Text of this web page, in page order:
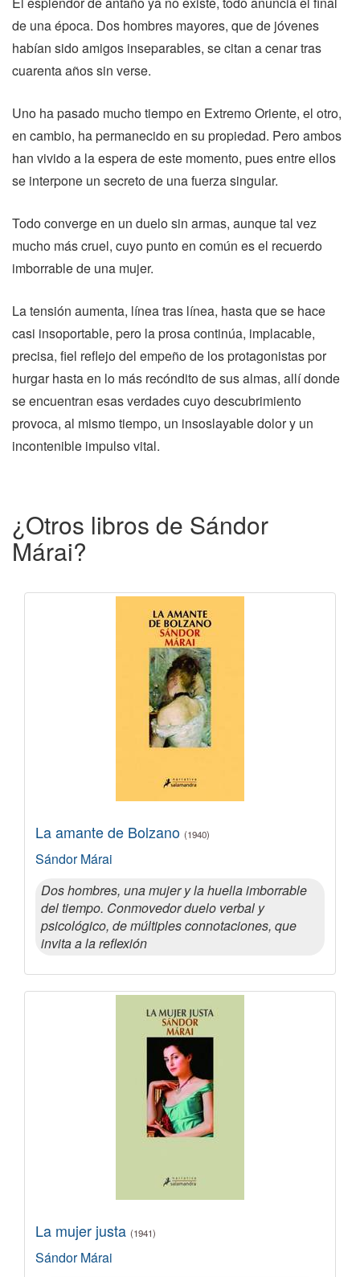
de una época. Dos hombres mayores, que de jóvenes
habían sido amigos inseparables, se citan a cenar tras
cuarenta años sin verse.
Uno ha pasado mucho tiempo en Extremo Oriente, el otro,
en cambio, ha permanecido en su propiedad. Pero ambos
han vivido a la espera de este momento, pues entre ellos
se interpone un secreto de una fuerza singular.
Todo converge en un duelo sin armas, aunque tal vez
mucho más cruel, cuyo punto en común es el recuerdo
imborrable de una mujer.
La tensión aumenta, línea tras línea, hasta que se hace
casi insoportable, pero la prosa continúa, implacable,
precisa, fiel reflejo del empeño de los protagonistas por
hurgar hasta en lo más recóndito de sus almas, allí donde
se encuentran esas verdades cuyo descubrimiento
provoca, al mismo tiempo, un insoslayable dolor y un
incontenible impulso vital.
¿Otros libros de Sándor
Márai?
La amante de Bolzano (1940)
Sándor Márai
Dos hombres, una mujer y la huella imborrable
del tiempo. Conmovedor duelo verbal y
psicológico, de múltiples connotaciones, que
invita a la reflexión
La mujer justa (1941)
Sándor Márai